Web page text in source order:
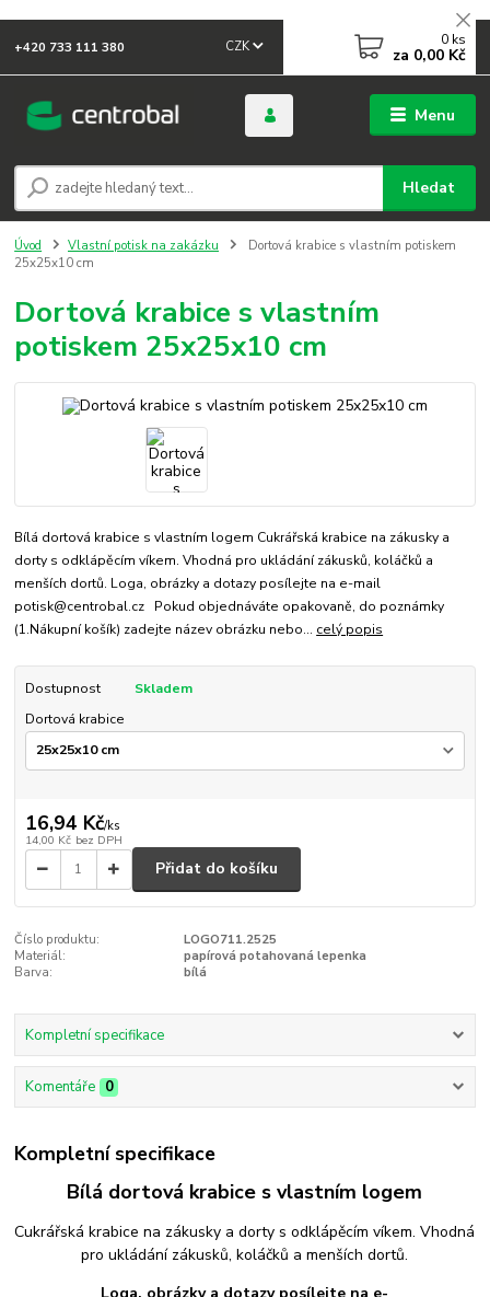
Menu
CZK
Hledat
+420 733 111 380 0 ks
za 0,00 Kč
Úvod Vlastní potisk na zakázku
Dortová krabice s vlastním potiskem
25x25x10 cm
Dortová krabice s vlastním
potiskem 25x25x10 cm
Bílá dortová krabice s vlastním logem Cukrářská krabice na zákusky a
dorty s odklápěcím víkem. Vhodná pro ukládání zákusků, koláčků a
menších dortů. Loga, obrázky a dotazy posílejte na e-mail
potisk@centrobal.cz Pokud objednáváte opakovaně, do poznámky
(1.Nákupní košík) zadejte název obrázku nebo... celý popis
Dostupnost
Skladem
Dortová krabice
16,94 Kč/ks
14,00 Kč bez DPH
Přidat do košíku
Číslo produktu:
LOGO711.2525
Materiál:
papírová potahovaná lepenka
Barva:
bílá
Kompletní specifikace
Komentáře 0
Kompletní specifikace
Bílá dortová krabice s vlastním logem
Cukrářská krabice na zákusky a dorty s odklápěcím víkem. Vhodná
pro ukládání zákusků, koláčků a menších dortů.